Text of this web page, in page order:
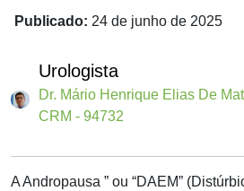
Publicado: 24 de junho de 2025
Urologista
Dr. Mário Henrique Elias De
CRM - 94732
A Andropausa ” ou “DAEM”